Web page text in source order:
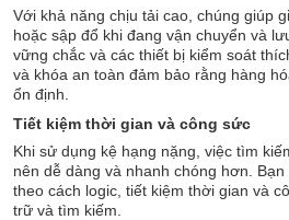
Với khả năng chịu tải cao, chúng giúp
hoặc sập đổ khi đang vận chuyển và
vững chắc và các thiết bị kiểm soát
và khóa an toàn đảm bảo rằng hàng
ổn định.
Tiết kiệm thời gian và công sức
Khi sử dụng kệ hạng nặng, việc tìm
nên dễ dàng và nhanh chóng hơn.
theo cách logic, tiết kiệm thời gian và
trữ và tìm kiếm.